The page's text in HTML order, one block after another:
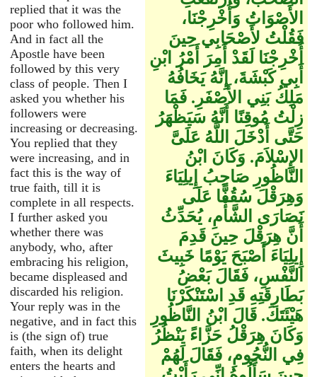
replied that it was the
poor who followed him.
And in fact all the
Apostle have been
followed by this very
class of people. Then I
asked you whether his
followers were
increasing or decreasing.
You replied that they
were increasing, and in
fact this is the way of
true faith, till it is
complete in all respects.
I further asked you
whether there was
anybody, who, after
embracing his religion,
became displeased and
discarded his religion.
Your reply was in the
negative, and in fact this
is (the sign of) true
faith, when its delight
enters the hearts and
الأَصْوَاتُ وَأُخْرِجْنَا،
فَقُلْتُ لأَصْحَابِي حِينَ
أُخْرِجْنَا لَقَدْ أَمِرَ أَمْرُ ابْنِ
أَبِي كَبْشَةَ، إِنَّهُ يَخَافُهُ
مَلِكُ بَنِي الأَصْفَرِ‏.‏ فَمَا
زِلْتُ مُوقِنًا أَنَّهُ سَيَظْهَرُ
حَتَّى أَدْخَلَ اللَّهُ عَلَىَّ
الإِسْلاَمَ‏.‏ وَكَانَ ابْنُ
النَّاظُورِ صَاحِبُ إِيلِيَاءَ
وَهِرَقْلَ سُقُفًّا عَلَى
نَصَارَى الشَّأْمِ، يُحَدِّثُ
أَنَّ هِرَقْلَ حِينَ قَدِمَ
إِيلِيَاءَ أَصْبَحَ يَوْمًا خَبِيثَ
النَّفْسِ، فَقَالَ بَعْضُ
بَطَارِقَتِهِ قَدِ اسْتَنْكَرْنَا
هَيْئَتَكَ‏.‏ قَالَ ابْنُ النَّاظُورِ
وَكَانَ هِرَقْلُ حَزَّاءً يَنْظُرُ
فِي النُّجُومِ، فَقَالَ لَهُمْ